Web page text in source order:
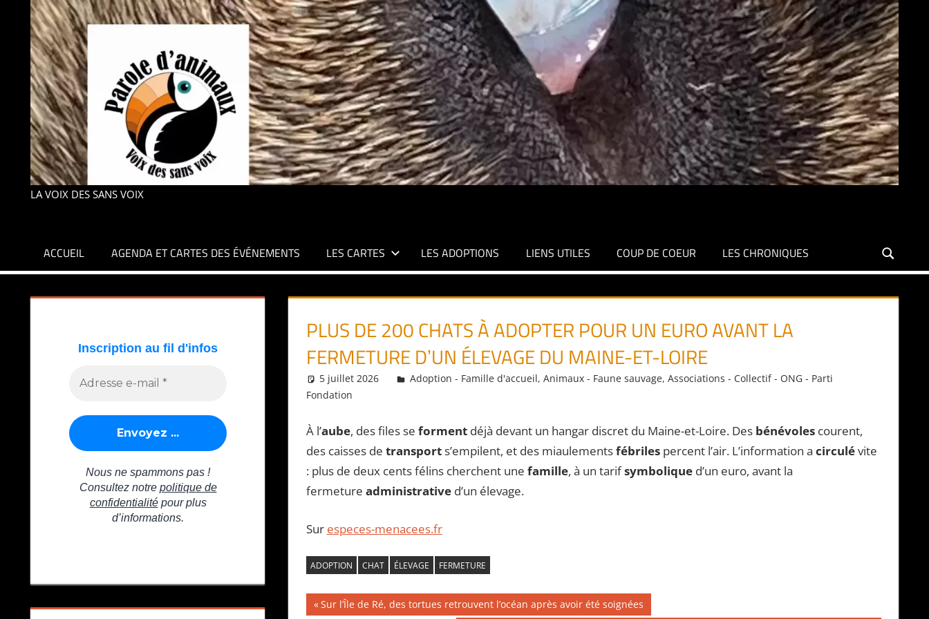
LA VOIX DES SANS VOIX
ACCUEIL AGENDA ET CARTES DES ÉVÉNEMENTS LES CARTES LES ADOPTIONS LIENS UTILES COUP DE COEUR LES CHRONIQUES
PLUS DE 200 CHATS À ADOPTER POUR UN EURO AVANT LA
FERMETURE DʼUN ÉLEVAGE DU MAINE-ET-LOIRE
5 juillet 2026 Daniel
Adoption - Famille d'accueil, Animaux - Faune sauvage, Associations - Collectif - ONG - Parti
Fondation
À l’aube, des files se formentdéjà devant un hangar discret du Maine-et-Loire. Des bénévolescourent,
des caisses de transports’empilent, et des miaulementsfébrilespercent l’air. L’information a circulévite
: plus de deux cents félins cherchent une famille, à un tarifsymboliqued’un euro, avant la
fermeture administratived’un élevage.
Sur especes-menacees.fr
ADOPTION CHAT ÉLEVAGE FERMETURE
Navigation
Publication
Sur l’Île de Ré, des tortues retrouvent l’océan après avoir été soignées